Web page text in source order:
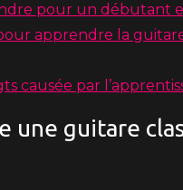
pour un débutant
apprendre la
causée par
une guitare